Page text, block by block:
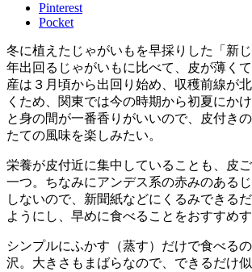
Pinterest
Pocket
冬に植えたじゃがいもを早採りした「新
年出回るじゃがいもに比べて、皮が薄く
産は３月頃から出回り始め、収穫前線が
くため、関東では今の時期から初夏にか
と身の間が一番香りがいいので、皮付き
たての風味を楽しみたい。
栄養が皮付近に集中していることも、皮
一つ。ちなみにアンデス系の赤みのある
しないので、新聞紙などにくるみできる
ようにし、早めに食べることをおすすめす
シンプルにふかす（蒸す）だけで食べる
沢。大きさもまばらなので、できるだけ